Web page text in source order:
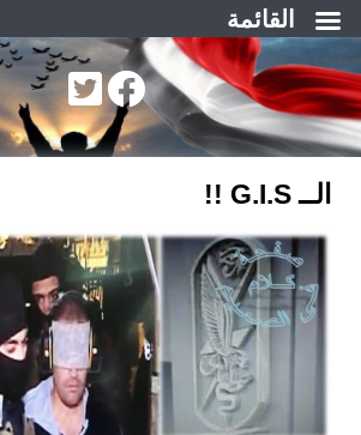
التجاوز
إلى
المحتوى
الــ G.I.S !!
القائمة